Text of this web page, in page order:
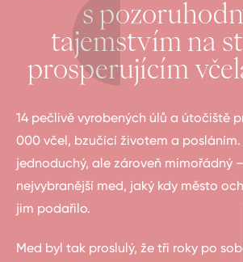
s
tajemstvím na
prosperujícím
14 pečlivě vyrobených úlů a útočiště
000 včel, bzučící životem a
jednoduchý, ale zároveň mimořádný
nejvybranější med, jaký kdy město
jim podařilo.
Med byl tak proslulý, že tři roky po